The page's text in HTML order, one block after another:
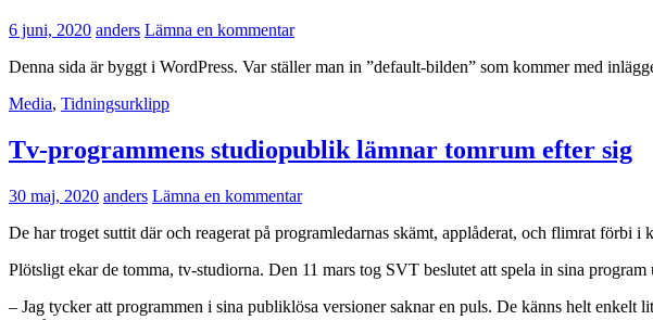
6 juni, 2020 anders Lämna en kommentar
Denna sida är byggt i WordPress. Var ställer man in ”default-bilden” som kommer med
Media, Tidningsurklipp
Tv-programmens studiopublik lämnar tomrum efter sig
30 maj, 2020 anders Lämna en kommentar
De har troget suttit där och reagerat på programledarnas skämt, applåderat, och flimrat
Plötsligt ekar de tomma, tv-studiorna. Den 11 mars tog SVT beslutet att spela in sina
– Jag tycker att programmen i sina publiklösa versioner saknar en puls. De känns helt